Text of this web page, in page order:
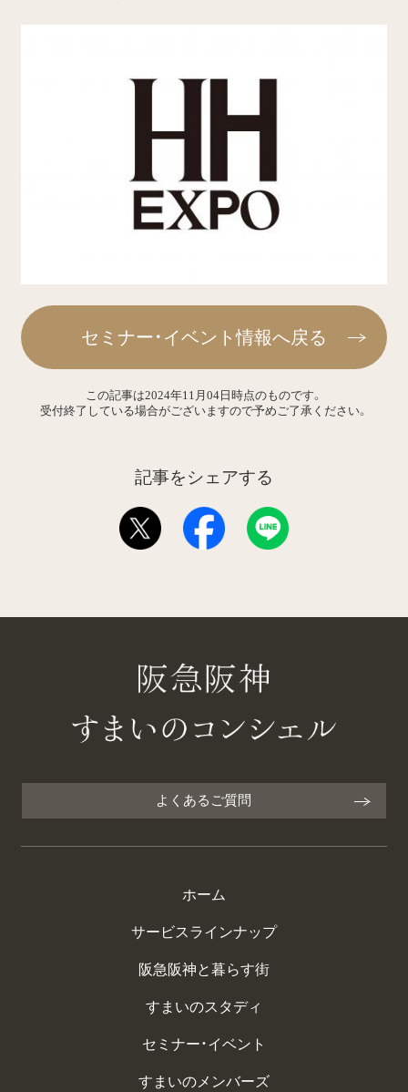
セミナー・イベント情報へ戻る
この記事は2024年11月04日時点のものです。
受付終了している場合がございますので予めご了承ください。
記事をシェアする
よくあるご質問
ホーム
サービスラインナップ
阪急阪神と暮らす街
すまいのスタディ
セミナー・イベント
すまいのメンバーズ